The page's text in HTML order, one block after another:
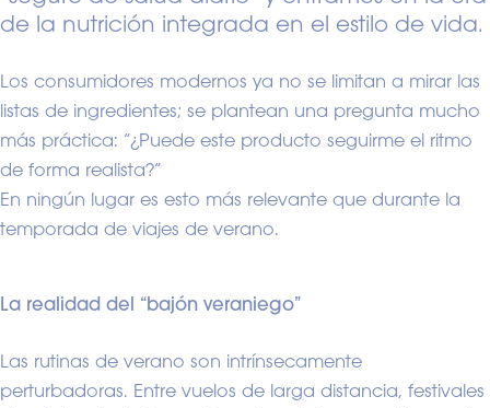
de la nutrición integrada en el estilo de vida.
Los consumidores modernos ya no se limitan a mirar las
listas de ingredientes; se plantean una pregunta mucho
más práctica: “¿Puede este producto seguirme el ritmo
de forma realista?”
En ningún lugar es esto más relevante que durante la
temporada de viajes de verano.
La realidad del “bajón veraniego”
Las rutinas de verano son intrínsecamente
perturbadoras. Entre vuelos de larga distancia, festivales